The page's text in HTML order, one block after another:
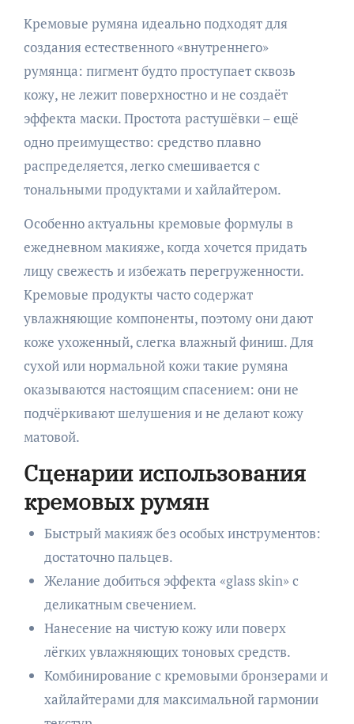
Кремовые румяна идеально подходят для
создания естественного «внутреннего»
румянца: пигмент будто проступает сквозь
кожу, не лежит поверхностно и не создаёт
эффекта маски. Простота растушёвки – ещё
одно преимущество: средство плавно
распределяется, легко смешивается с
тональными продуктами и хайлайтером.
Особенно актуальны кремовые формулы в
ежедневном макияже, когда хочется придать
лицу свежесть и избежать перегруженности.
Кремовые продукты часто содержат
увлажняющие компоненты, поэтому они дают
коже ухоженный, слегка влажный финиш. Для
сухой или нормальной кожи такие румяна
оказываются настоящим спасением: они не
подчёркивают шелушения и не делают кожу
матовой.
Сценарии использования
кремовых румян
Быстрый макияж без особых инструментов:
достаточно пальцев.
Желание добиться эффекта «glass skin» с
деликатным свечением.
Нанесение на чистую кожу или поверх
лёгких увлажняющих тоновых средств.
Комбинирование с кремовыми бронзерами и
хайлайтерами для максимальной гармонии